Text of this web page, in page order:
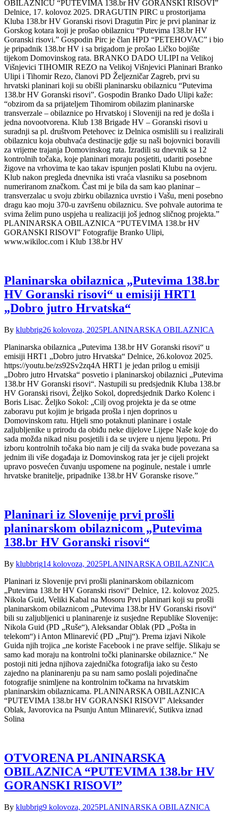
OBILAZNICU “PUTEVIMA 138.br HV GORANSKI RISOVI”
Delnice, 17. kolovoz 2025. DRAGUTIN PIRC u prostorijama
Kluba 138.br HV Goranski risovi Dragutin Pirc je prvi planinar iz
Gorskog kotara koji je prošao obilaznicu “Putevima 138.br HV
Goranski risovi.” Gospodin Pirc je član HPD “PETEHOVAC” i bio
je pripadnik 138.br HV i sa brigadom je prošao Ličko bojište
tijekom Domovinskog rata. BRANKO DADO ULIPI na Velikoj
Višnjevici TIHOMIR REZO na Velikoj Višnjevici Planinari Branko
Ulipi i Tihomir Rezo, članovi PD Željezničar Zagreb, prvi su
hrvatski planinari koji su obišli planinarsku obilaznicu “Putevima
138.br HV Goranski risovi”. Gospodin Branko Dado Ulipi kaže:
“obzirom da sa prijateljem Tihomirom obilazim planinarske
transverzale – obilaznice po Hrvatskoj i Sloveniji na red je došla i
jedna novootvorena. Klub 138 Brigade HV – Goranski risovi u
suradnji sa pl. društvom Petehovec iz Delnica osmislili su i realizirali
obilaznicu koja obuhvaća destinacije gdje su naši bojovnici boravili
za vrijeme trajanja Domovinskog rata. Izradili su dnevnik sa 12
kontrolnih točaka, koje planinari moraju posjetiti, udariti posebne
žigove na vrhovima te kao takav ispunjen poslati Klubu na ovjeru.
Klub nakon pregleda dnevnika isti vraća vlasniku sa posebnom
numeriranom značkom. Čast mi je bila da sam kao planinar –
transverzalac u svoju zbirku obilaznica uvrstio i Vašu, meni posebno
dragu kao moju 370-u završenu obilaznicu. Sve pohvale autorima te
svima želim puno uspjeha u realizaciji još jednog sličnog projekta.”
PLANINARSKA OBILAZNICA “PUTEVIMA 138.br HV
GORANSKI RISOVI” Fotografije Branko Ulipi,
www.wikiloc.com i Klub 138.br HV
Planinarska obilaznica „Putevima 138.br
HV Goranski risovi“ u emisiji HRT1
„Dobro jutro Hrvatska“
By klubbrig26 kolovoza, 2025PLANINARSKA OBILAZNICA
Planinarska obilaznica „Putevima 138.br HV Goranski risovi“ u
emisiji HRT1 „Dobro jutro Hrvatska“ Delnice, 26.kolovoz 2025.
https://youtu.be/zs92Sv2zq4A HRT1 je jedan prilog u emisiji
„Dobro jutro Hrvatska“ posvetio i planinarskoj obilaznici „Putevima
138.br HV Goranski risovi“. Nastupili su predsjednik Kluba 138.br
HV Goranski risovi, Željko Sokol, dopredsjednik Darko Kolenc i
Boris Lisac. Željko Sokol: „Cilj ovog projekta je da se otme
zaboravu put kojim je brigada prošla i njen doprinos u
Domovinskom ratu. Htjeli smo potaknuti planinare i ostale
zaljubljenike u prirodu da obiđu neke dijelove Lijepe Naše koje do
sada možda nikad nisu posjetili i da se uvjere u njenu ljepotu. Pri
izboru kontrolnih točaka bio nam je cilj da svaka bude povezana sa
jednim ili više događaja iz Domovinskog rata jer je cijeli projekt
upravo posvećen čuvanju uspomene na poginule, nestale i umrle
hrvatske branitelje, pripadnike 138.br HV Goranske risove.”
Planinari iz Slovenije prvi prošli
planinarskom obilaznicom „Putevima
138.br HV Goranski risovi“
By klubbrig14 kolovoza, 2025PLANINARSKA OBILAZNICA
Planinari iz Slovenije prvi prošli planinarskom obilaznicom
„Putevima 138.br HV Goranski risovi“ Delnice, 12. kolovoz 2025.
Nikola Guid, Veliki Kabal na Mosoru Prvi planinari koji su prošli
planinarskom obilaznicom „Putevima 138.br HV Goranski risovi“
bili su zaljubljenici u planinarenje iz susjedne Republike Slovenije:
Nikola Guid (PD „Ruše“), Aleksandar Oblak (PD „Pošta in
telekom“) i Anton Mlinarević (PD „Ptuj“). Prema izjavi Nikole
Guida njih trojica „ne koriste Facebook i ne prave selfije. Slikaju se
samo kad moraju na kontrolni točki planinarske obilaznice.“ Ne
postoji niti jedna njihova zajednička fotografija iako su često
zajedno na planinarenju pa su nam samo poslali pojedinačne
fotografije snimljene na kontrolnim točkama na hrvatskim
planinarskim obilaznicama. PLANINARSKA OBILAZNICA
“PUTEVIMA 138.br HV GORANSKI RISOVI” Aleksander
Oblak, Javorovica na Psunju Antun Mlinarević, Sutikva iznad
Solina
OTVORENA PLANINARSKA
OBILAZNICA “PUTEVIMA 138.br HV
GORANSKI RISOVI”
By klubbrig9 kolovoza, 2025PLANINARSKA OBILAZNICA